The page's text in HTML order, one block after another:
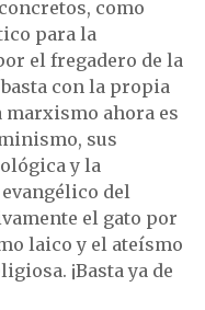
como
para la
el fregadero de la
con la propia
marxismo ahora es
sus
y la
del
el gato por
laico y el ateísmo
¡Basta ya de